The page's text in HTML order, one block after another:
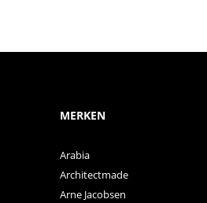
MERKEN
Arabia
Architectmade
Arne Jacobsen